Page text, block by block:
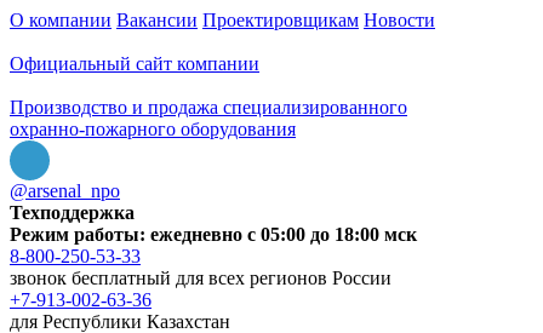
О компании Вакансии Проектировщикам Новости
Официальный сайт компании
Производство и продажа специализированного
охранно-пожарного оборудования
@arsenal_npo
Техподдержка
Режим работы: ежедневно с 05:00 до 18:00 мск
8-800-250-53-33
звонок бесплатный для всех регионов России
+7-913-002-63-36
для Республики Казахстан